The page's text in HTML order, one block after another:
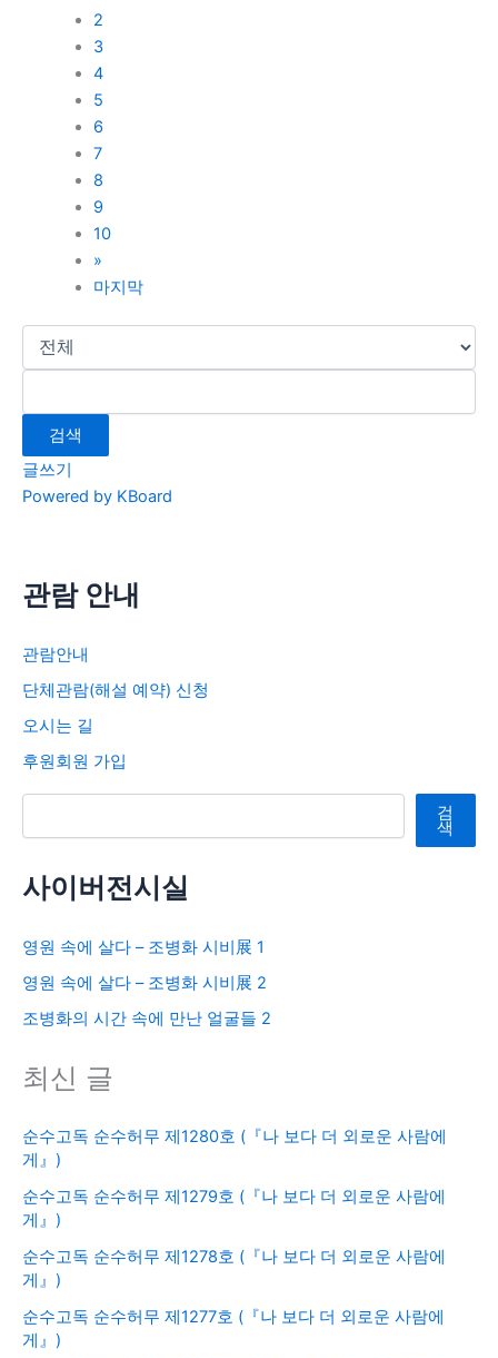
2
3
4
5
6
7
8
9
10
»
마지막
검색
글쓰기
Powered by KBoard
관람 안내
관람안내
단체관람(해설 예약) 신청
오시는 길
후원회원 가입
검색 검
색
사이버전시실
영원 속에 살다 – 조병화 시비展 1
영원 속에 살다 – 조병화 시비展 2
조병화의 시간 속에 만난 얼굴들 2
최신 글
순수고독 순수허무 제1280호 (『나 보다 더 외로운 사람에
게』)
순수고독 순수허무 제1279호 (『나 보다 더 외로운 사람에
게』)
순수고독 순수허무 제1278호 (『나 보다 더 외로운 사람에
게』)
순수고독 순수허무 제1277호 (『나 보다 더 외로운 사람에
게』)